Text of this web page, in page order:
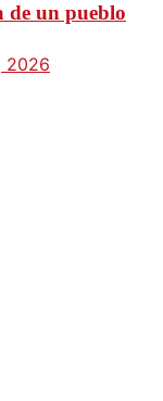
de un pueblo
2026